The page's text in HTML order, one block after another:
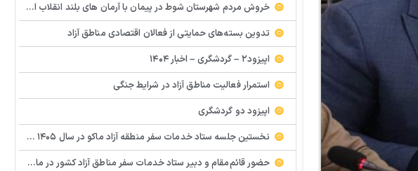
خروش مردم شهرستان شوط در پیمان با آرمان های بلند انقلاب اسلامی
تدوین بسته‌های حمایتی از فعالان اقتصادی مناطق آزاد
اپیزود۲ – گردشگری – اخبار ۱۴۰۴
استمرار فعالیت مناطق آزاد در شرایط جنگی
اپیزود دو گردشگری
نخستین جلسه ستاد خدمات سفر منطقه آزاد ماکو در سال ۱۴۰۵ برگزار شد/تأکید بر تقویت جایگاه ماکو به‌عنوان مقصد گردشگری
حضور قائم‌مقام و دبیر ستاد خدمات سفر مناطق آزاد کشور در ماکو / تأکید بر آمادگی کامل برای میزبانی نوروزی